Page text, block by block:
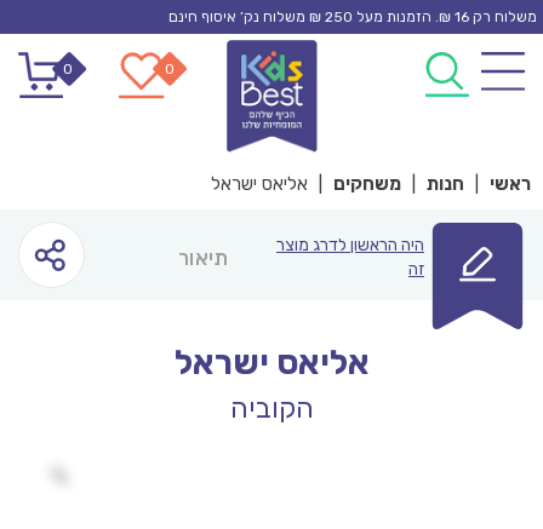
Skip
content
משלוח רק 16 ₪. הזמנות מעל 250 ₪ משלוח נק’ איסוף חינם
0
0
ראשי חנות משחקים אליאס ישראל
היה הראשון לדרג מוצר
זה
תיאור
אליאס ישראל
הקוביה